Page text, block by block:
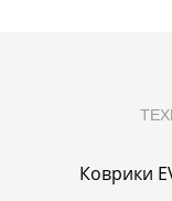
Коврики